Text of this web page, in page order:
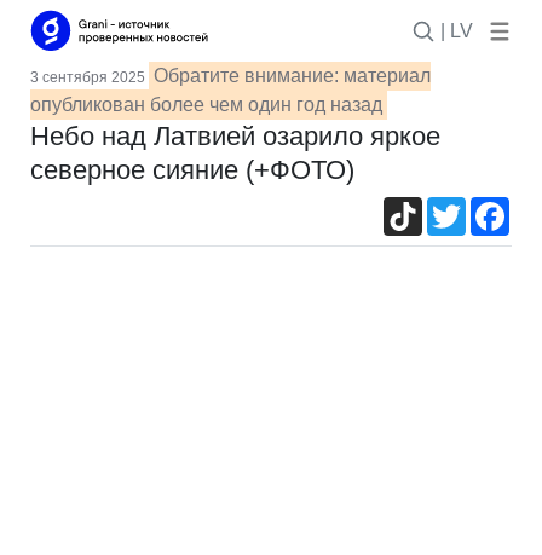
| LV
3 сентября 2025 Обратите внимание: материал
опубликован более чем один год назад
Небо над Латвией озарило яркое
северное сияние (+ФОТО)
TikTokTwitter